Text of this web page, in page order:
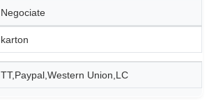
Negociate
karton
TT,Paypal,Western Union,LC